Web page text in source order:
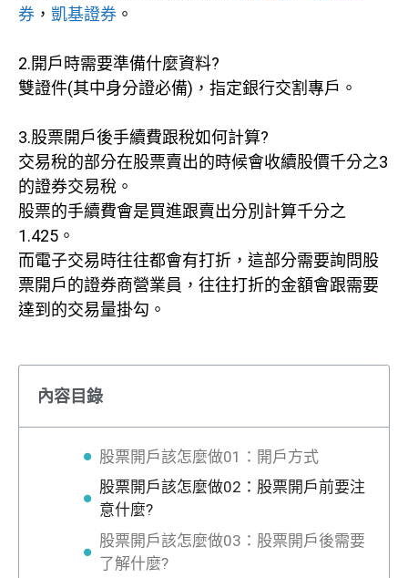
券 ， 凱基證券 。
2.開戶時需要準備什麼資料?
雙證件(其中身分證必備)，指定銀行交割專戶。
3.股票開戶後手續費跟稅如何計算?
交易稅的部分在股票賣出的時候會收續股價千分之3
的證券交易稅。
股票的手續費會是買進跟賣出分別計算千分之
1.425。
而電子交易時往往都會有打折，這部分需要詢問股
票開戶的證券商營業員，往往打折的金額會跟需要
達到的交易量掛勾。
內容目錄
股票開戶該怎麼做01：開戶方式
股票開戶該怎麼做02：股票開戶前要注
意什麼?
股票開戶該怎麼做03：股票開戶後需要
了解什麼?